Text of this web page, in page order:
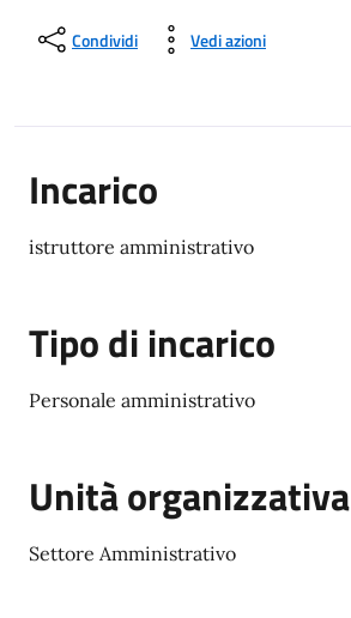
Condividi Vedi azioni
Incarico
istruttore amministrativo
Tipo di incarico
Personale amministrativo
Unità organizzativa
Settore Amministrativo